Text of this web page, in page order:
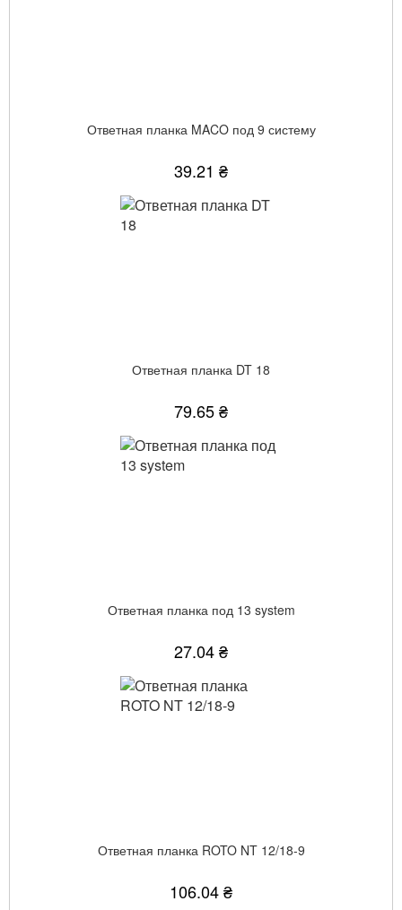
Ответная планка MACO под 9 систему
39.21 ₴
Ответная планка DT 18
79.65 ₴
Ответная планка под 13 system
27.04 ₴
Ответная планка ROTO NT 12/18-9
106.04 ₴